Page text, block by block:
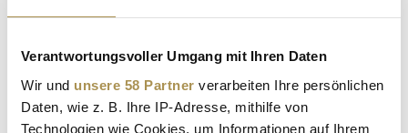
Verantwortungsvoller Umgang mit Ihren Daten
Wir und unsere 58 Partner verarbeiten Ihre persönlichen
Daten, wie z. B. Ihre IP-Adresse, mithilfe von
Technologien wie Cookies, um Informationen auf Ihrem